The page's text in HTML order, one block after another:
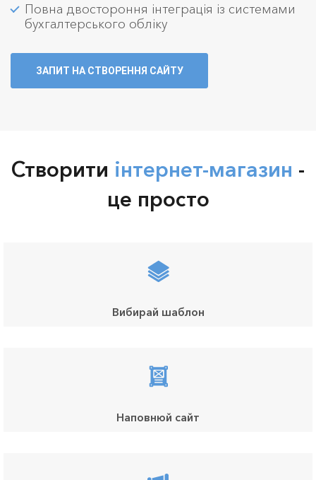
Повна двостороння інтеграція із системами
бухгалтерського обліку
ЗАПИТ НА СТВОРЕННЯ САЙТУ
Створити інтернет-магазин -
це просто
Вибирай шаблон
Наповнюй сайт